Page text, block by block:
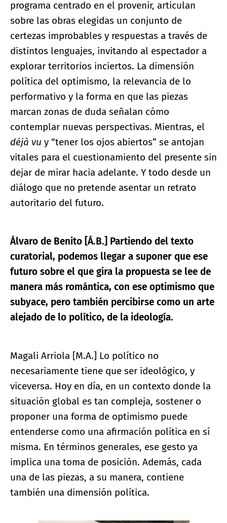
programa centrado en el provenir, articulan
sobre las obras elegidas un conjunto de
certezas improbables y respuestas a través de
distintos lenguajes, invitando al espectador a
explorar territorios inciertos. La dimensión
política del optimismo, la relevancia de lo
performativo y la forma en que las piezas
marcan zonas de duda señalan cómo
contemplar nuevas perspectivas. Mientras, el
déjà vu y “tener los ojos abiertos” se antojan
vitales para el cuestionamiento del presente sin
dejar de mirar hacia adelante. Y todo desde un
diálogo que no pretende asentar un retrato
autoritario del futuro.
Álvaro de Benito [Á.B.] Partiendo del texto
curatorial, podemos llegar a suponer que ese
futuro sobre el que gira la propuesta se lee de
manera más romántica, con ese optimismo que
subyace, pero también percibirse como un arte
alejado de lo político, de la ideología.
Magali Arriola [M.A.] Lo político no
necesariamente tiene que ser ideológico, y
viceversa. Hoy en día, en un contexto donde la
situación global es tan compleja, sostener o
proponer una forma de optimismo puede
entenderse como una afirmación política en sí
misma. En términos generales, ese gesto ya
implica una toma de posición. Además, cada
una de las piezas, a su manera, contiene
también una dimensión política.